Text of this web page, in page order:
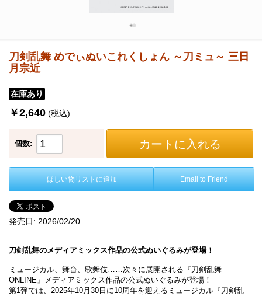
刀剣乱舞 めでぃぬいこれくしょん ～刀ミュ～ 三日
月宗近
在庫あり
￥2,640 (税込)
個数: カートに入れる
ほしい物リストに追加 Email to Friend
発売日: 2026/02/20
刀剣乱舞のメディアミックス作品の公式ぬいぐるみが登場！
ミュージカル、舞台、歌舞伎……次々に展開される『刀剣乱舞
ONLINE』メディアミックス作品の公式ぬいぐるみが登場！
第1弾では、2025年10月30日に10周年を迎えるミュージカル『刀剣乱